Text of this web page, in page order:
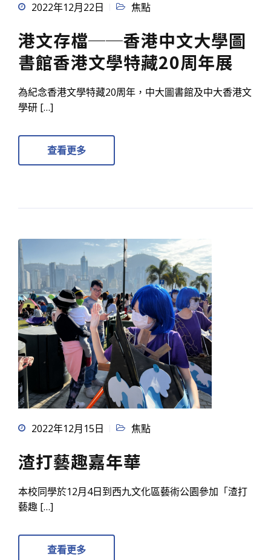
2022年12月22日 焦點
港文存檔──香港中文大學圖
書館香港文學特藏20周年展
為紀念香港文學特藏20周年，中大圖書館及中大香港文
學研 […]
查看更多
2022年12月15日 焦點
渣打藝趣嘉年華
本校同學於12月4日到西九文化區藝術公園參加「渣打
藝趣 […]
查看更多